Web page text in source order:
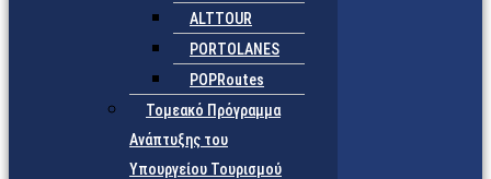
ALTTOUR
PORTOLANES
POPRoutes
Τομεακό Πρόγραμμα
Ανάπτυξης του
Υπουργείου Τουρισμού